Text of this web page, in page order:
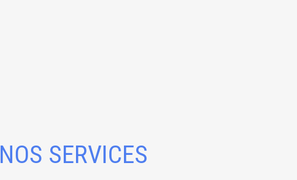
NOS SERVICES